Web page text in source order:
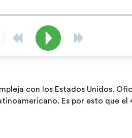
con los Estados Unidos.
Es por esto que el